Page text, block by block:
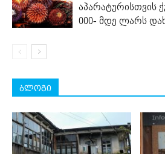
აპარატურისთვის
000- მდე ლარს
ბლოგი